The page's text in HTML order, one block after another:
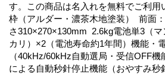
す。この商品は名入れを無料でご利用
枠（アルダー・濃茶木地塗装） 前面
さ310×270×130mm 2.6kg電池単3（
カリ）×2（電池寿命約1年間）機能・
（40kHz/60kHz自動選局・受信OFF
による自動秒針停止機能（おやすみ秒